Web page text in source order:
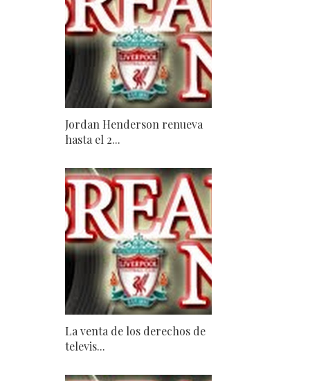
Jordan Henderson renueva
hasta el 2...
La venta de los derechos de
televis...